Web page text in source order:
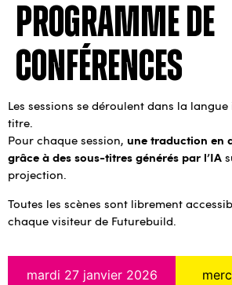
Programme de
conférences
Les sessions se déroulent dans la
titre.
Pour chaque session, une traduction en
grâce à des sous-titres générés par l’IA
projection.
Toutes les scènes sont librement
chaque visiteur de Futurebuild.
mardi 27 janvier 2026